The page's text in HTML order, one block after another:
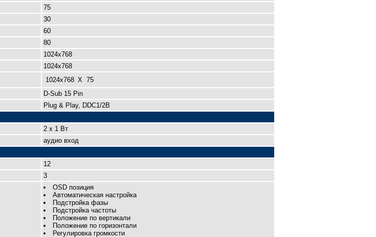
75
30
60
80
1024x768
1024x768
1024x768 X 75
D-Sub 15 Pin
Plug & Play, DDC1/2B
2 x 1 Вт
аудио вход
12
3
OSD позиция
Автоматическая настройка
Подстройка фазы
Подстройка частоты
Положение по вертикали
Положение по горизонтали
Регулировка громкости